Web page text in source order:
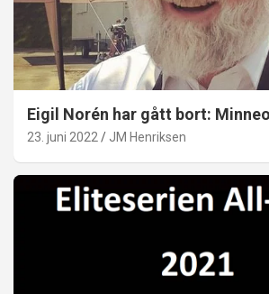
Eigil Norén har gått bort:
23. juni 2022 JM Henriksen